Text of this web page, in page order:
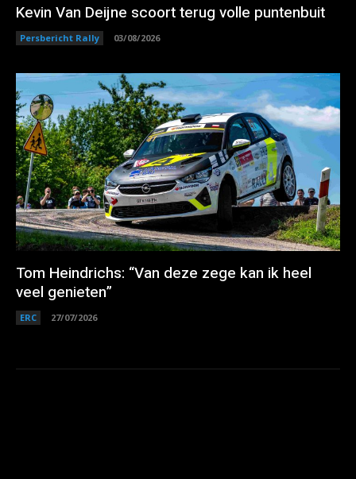
Kevin Van Deijne scoort terug volle puntenbuit
Persbericht Rally 03/08/2026
Tom Heindrichs: “Van deze zege kan ik heel
veel genieten”
ERC 27/07/2026